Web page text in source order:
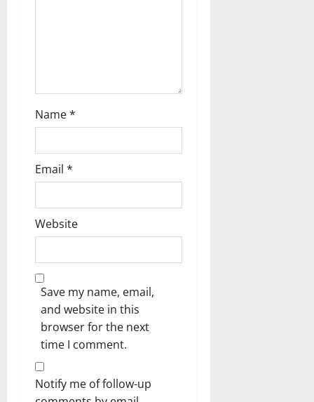
Name*
Email *
Website
Save my name, email,
and website in this
browser for the next
time I comment.
Notify me of follow-up